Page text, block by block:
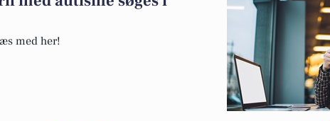
med her!